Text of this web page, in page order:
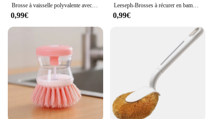
0,99€
Leeseph-Brosses à récurer en bambou pour la vaisselle, épurateurs de livres en bois de cuisine pour laver les casseroles en fonte, poils en sisal naturel
0,99€